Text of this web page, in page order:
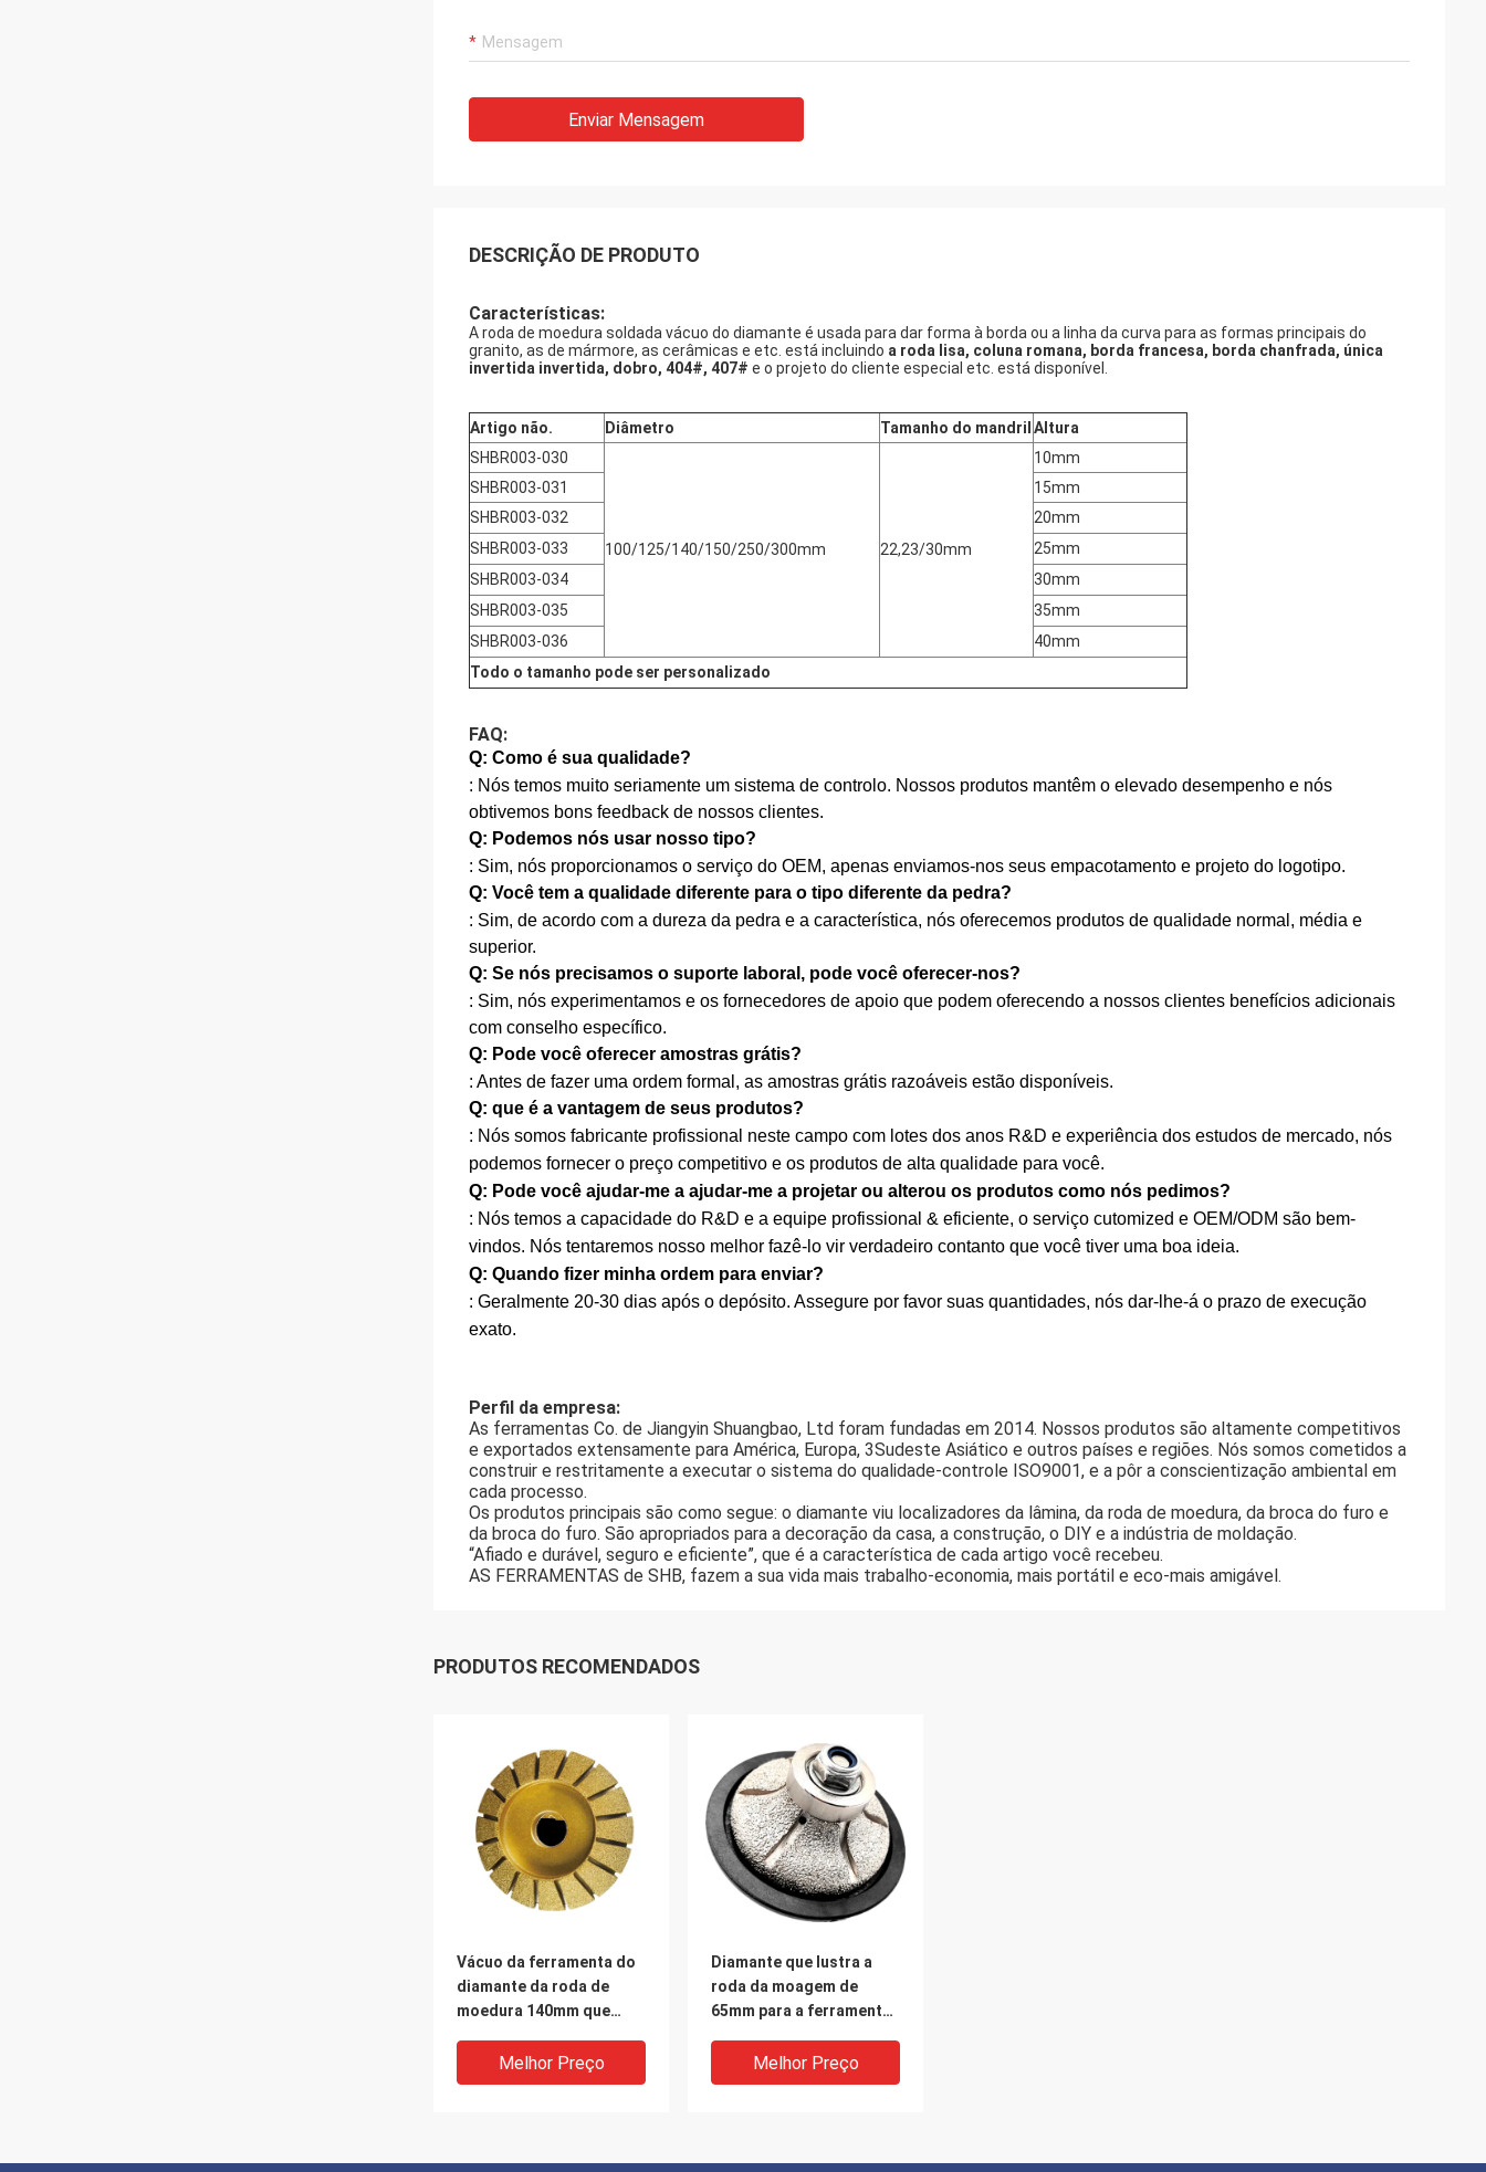
Enviar Mensagem
DESCRIÇÃO DE PRODUTO
Características:
A roda de moedura soldada vácuo do diamante é usada para dar forma à borda ou a linha da curva para as formas principais do
granito, as de mármore, as cerâmicas e etc. está incluindo a roda lisa, coluna romana, borda francesa, borda chanfrada, única
invertida invertida, dobro, 404#, 407# e o projeto do cliente especial etc. está disponível.
Artigo não. Diâmetro Tamanho do mandril Altura
SHBR003-030
100/125/140/150/250/300mm 22,23/30mm
10mm
SHBR003-031
15mm
SHBR003-032
20mm
SHBR003-033
25mm
SHBR003-034
30mm
SHBR003-035
35mm
SHBR003-036
40mm
Todo o tamanho pode ser personalizado
FAQ:
Q: Como é sua qualidade?
: Nós temos muito seriamente um sistema de controlo. Nossos produtos mantêm o elevado desempenho e nós
obtivemos bons feedback de nossos clientes.
Q: Podemos nós usar nosso tipo?
: Sim, nós proporcionamos o serviço do OEM, apenas enviamos-nos seus empacotamento e projeto do logotipo.
Q: Você tem a qualidade diferente para o tipo diferente da pedra?
: Sim, de acordo com a dureza da pedra e a característica, nós oferecemos produtos de qualidade normal, média e
superior.
Q: Se nós precisamos o suporte laboral, pode você oferecer-nos?
: Sim, nós experimentamos e os fornecedores de apoio que podem oferecendo a nossos clientes benefícios adicionais
com conselho específico.
Q: Pode você oferecer amostras grátis?
: Antes de fazer uma ordem formal, as amostras grátis razoáveis estão disponíveis.
Q: que é a vantagem de seus produtos?
: Nós somos fabricante profissional neste campo com lotes dos anos R&D e experiência dos estudos de mercado, nós
podemos fornecer o preço competitivo e os produtos de alta qualidade para você.
Q: Pode você ajudar-me a ajudar-me a projetar ou alterou os produtos como nós pedimos?
: Nós temos a capacidade do R&D e a equipe profissional & eficiente, o serviço cutomized e OEM/ODM são bem-
vindos. Nós tentaremos nosso melhor fazê-lo vir verdadeiro contanto que você tiver uma boa ideia.
Q: Quando fizer minha ordem para enviar?
: Geralmente 20-30 dias após o depósito. Assegure por favor suas quantidades, nós dar-lhe-á o prazo de execução
exato.
Perfil da empresa:
As ferramentas Co. de Jiangyin Shuangbao, Ltd foram fundadas em 2014. Nossos produtos são altamente competitivos
e exportados extensamente para América, Europa, 3Sudeste Asiático e outros países e regiões. Nós somos cometidos a
construir e restritamente a executar o sistema do qualidade-controle ISO9001, e a pôr a conscientização ambiental em
cada processo.
Os produtos principais são como segue: o diamante viu localizadores da lâmina, da roda de moedura, da broca do furo e
da broca do furo. São apropriados para a decoração da casa, a construção, o DIY e a indústria de moldação.
“Afiado e durável, seguro e eficiente”, que é a característica de cada artigo você recebeu.
AS FERRAMENTAS de SHB, fazem a sua vida mais trabalho-economia, mais portátil e eco-mais amigável.
PRODUTOS RECOMENDADOS
Vácuo da ferramenta do
diamante da roda de
moedura 140mm que
mármore cerâmico
Melhor Preço
Diamante que lustra a
roda da moagem de
65mm para a ferramenta
de pedra do uso
Melhor Preço